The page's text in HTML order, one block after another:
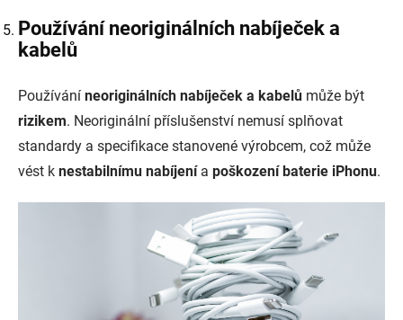
Používání neoriginálních nabíječek a
kabelů
Používání neoriginálních nabíječek a kabelů může být
rizikem. Neoriginální příslušenství nemusí splňovat
standardy a specifikace stanovené výrobcem, což může
vést k nestabilnímu nabíjenía poškození baterie iPhonu.